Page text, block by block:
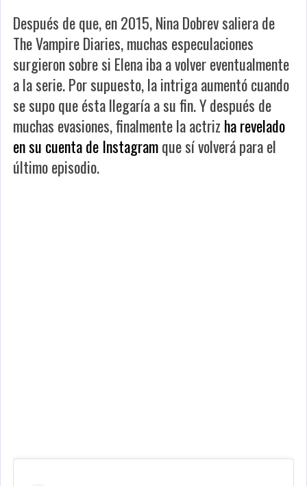
Después de que, en 2015, Nina Dobrev saliera de
The Vampire Diaries, muchas especulaciones
surgieron sobre si Elena iba a volver eventualmente
a la serie. Por supuesto, la intriga aumentó cuando
se supo que ésta llegaría a su fin. Y después de
muchas evasiones, finalmente la actriz ha revelado
en su cuenta de Instagramque sí volverá para el
último episodio.